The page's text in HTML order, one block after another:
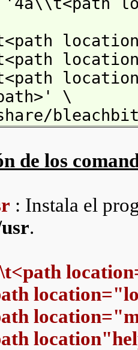
\
de los
: Instala el
.